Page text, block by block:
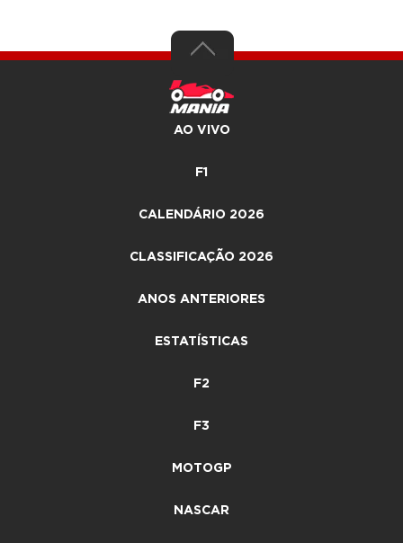
AO VIVO
F1
CALENDÁRIO 2026
CLASSIFICAÇÃO 2026
ANOS ANTERIORES
ESTATÍSTICAS
F2
F3
MOTOGP
NASCAR